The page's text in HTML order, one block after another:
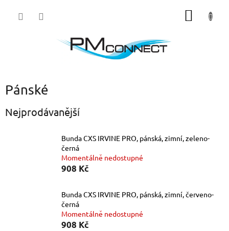
Pánské
Nejprodávanější
Bunda CXS IRVINE PRO, pánská, zimní, zeleno-
černá
Momentálně nedostupné
908 Kč
Bunda CXS IRVINE PRO, pánská, zimní, červeno-
černá
Momentálně nedostupné
908 Kč